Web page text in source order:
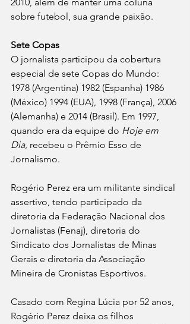
sobre futebol, sua grande paixão.
Sete Copas
O jornalista participou da cobertura
especial de sete Copas do Mundo:
1978 (Argentina) 1982 (Espanha) 1986
(México) 1994 (EUA), 1998 (França), 2006
(Alemanha) e 2014 (Brasil). Em 1997,
quando era da equipe do Hoje em
Dia, recebeu o Prêmio Esso de
Jornalismo.
Rogério Perez era um militante sindical
assertivo, tendo participado da
diretoria da Federação Nacional dos
Jornalistas (Fenaj), diretoria do
Sindicato dos Jornalistas de Minas
Gerais e diretoria da Associação
Mineira de Cronistas Esportivos.
Casado com Regina Lúcia por 52 anos,
Rogério Perez deixa os filhos